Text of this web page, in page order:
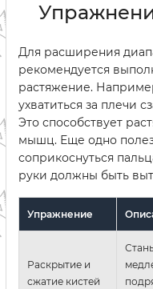
Для расширения
рекомендуется
растяжение.
ухватиться за плечи
Это способствует
мышц. Еще одно
соприкоснуться
руки должны быть
Упражнение
Раскрытие и
сжатие кистей